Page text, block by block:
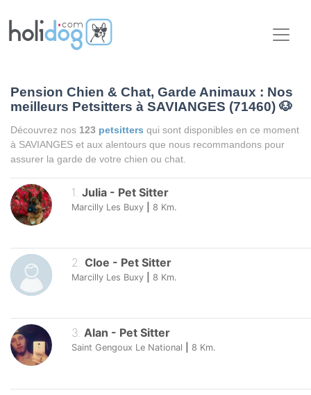
Pension Chien & Chat, Garde Animaux : Nos
meilleurs Petsitters à SAVIANGES (71460) 🐶
Découvrez nos 123 petsitters qui sont disponibles en ce moment
à SAVIANGES et aux alentours que nous recommandons pour
assurer la garde de votre chien ou chat.
1. Julia - Pet Sitter
Marcilly Les Buxy 8 Km.
2. Cloe - Pet Sitter
Marcilly Les Buxy 8 Km.
3. Alan - Pet Sitter
Saint Gengoux Le National 8 Km.